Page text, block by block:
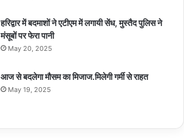
हरिद्वार में बदमाशों ने एटीएम में लगायी सेंध, मुस्तैद पुलिस ने
मंसूबों पर फेरा पानी
May 20, 2025
आज से बदलेगा मौसम का मिजाज.मिलेगी गर्मी से राहत
May 19, 2025